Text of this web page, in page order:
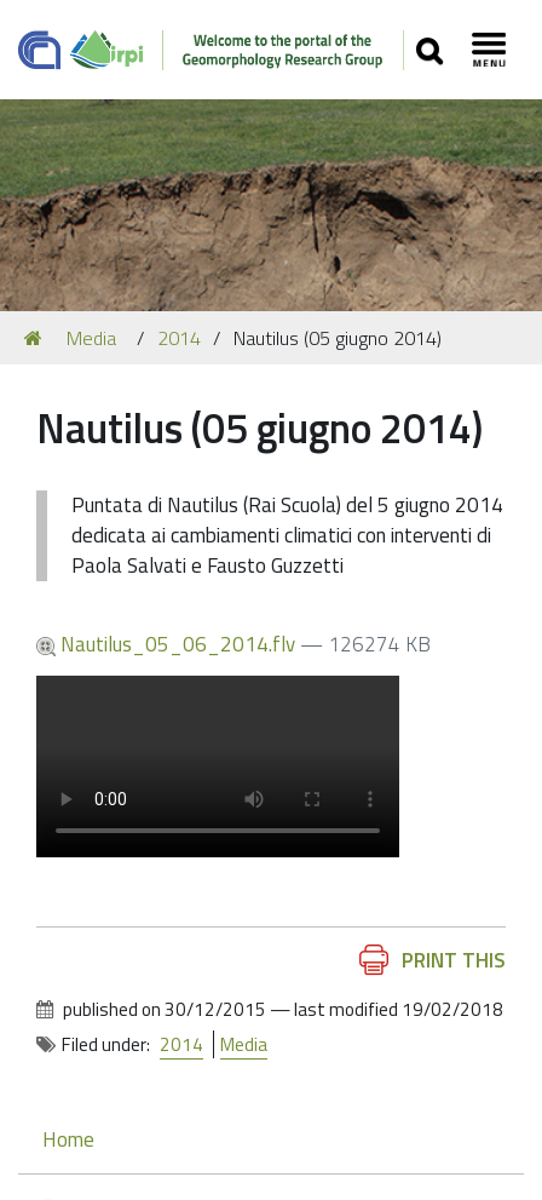
SEARCH
Navigation
Our Staff
Media
You
are
Media 2014 Nautilus (05 giugno 2014)
Nautilus (05 giugno 2014)
Puntata di Nautilus (Rai Scuola) del 5 giugno 2014
dedicata ai cambiamenti climatici con interventi di
Paola Salvati e Fausto Guzzetti
Nautilus_05_06_2014.flv— 126274 KB
PRINT THIS
published on30/12/2015 —last modified 19/02/2018
Filed under: 2014 Media
Navigation
Home